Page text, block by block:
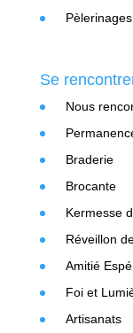
Pèlerinages
Se
Nous
Braderie
Brocante
Kermesse
Réveillon
Amitié
Foi et
Artisanats